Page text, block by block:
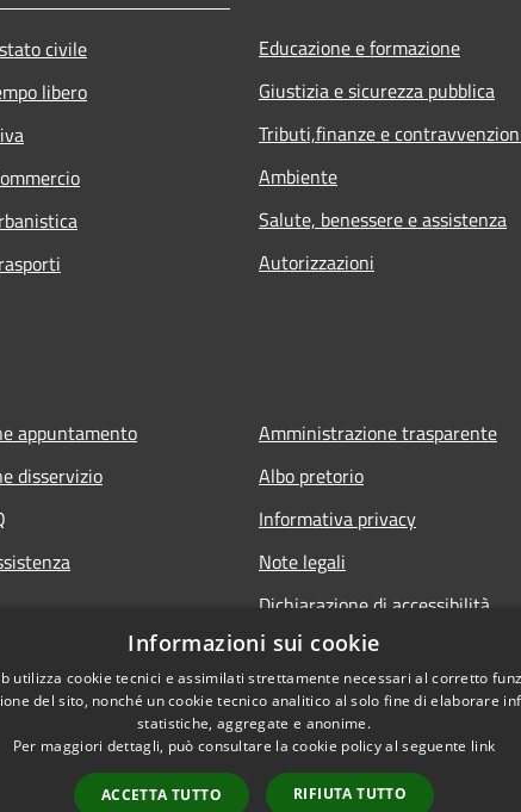
civile
libero
Educazione e formazione
Giustizia e sicurezza pubblica
Tributi,finanze e
Ambiente
Salute, benessere e assistenza
Autorizzazioni
appuntamento
disservizio
Amministrazione trasparente
Albo pretorio
Informativa privacy
Note legali
Dichiarazione di accessibilità
Informazioni sui cookie
utilizza cookie tecnici e assimilati strettamente necessari al corretto
del sito, nonché un cookie tecnico analitico al solo fine di elaborare
statistiche, aggregate e anonime.
Per maggiori dettagli, può consultare la cookie policy al seguente link
ACCETTA TUTTO RIFIUTA TUTTO